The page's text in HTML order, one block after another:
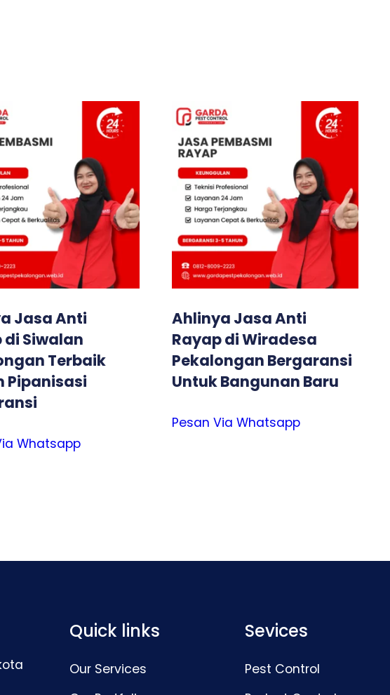
Jasa Anti
di Siwalan
Terbaik
Pipanisasi
Whatsapp
Ahlinya Jasa Anti
Rayap di Wiradesa
Pekalongan Bergaransi
Untuk Bangunan Baru
Pesan Via Whatsapp
Quick links
Our Services
Sevices
Pest Control